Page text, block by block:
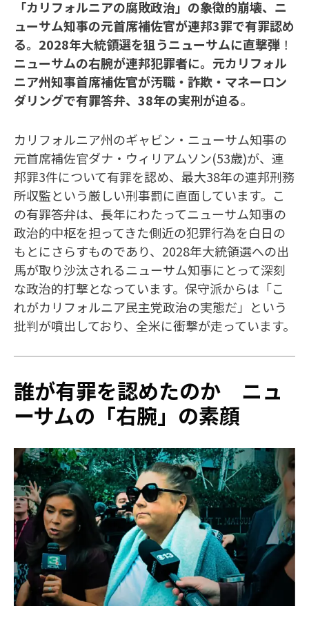
「カリフォルニアの腐敗政治」の象徴的崩壊、ニ
ューサム知事の元首席補佐官が連邦3罪で有罪認め
る。2028年大統領選を狙うニューサムに直撃弾 ！
ニューサムの右腕が連邦犯罪者に。元カリフォル
ニア州知事首席補佐官が汚職・詐欺・マネーロン
ダリングで有罪答弁、38年の実刑が迫る。
カリフォルニア州のギャビン・ニューサム知事の
元首席補佐官ダナ・ウィリアムソン(53歳)が、連
邦罪3件について有罪を認め、最大38年の連邦刑務
所収監という厳しい刑事罰に直面しています。こ
の有罪答弁は、長年にわたってニューサム知事の
政治的中枢を担ってきた側近の犯罪行為を白日の
もとにさらすものであり、2028年大統領選への出
馬が取り沙汰されるニューサム知事にとって深刻
な政治的打撃となっています。保守派からは「こ
れがカリフォルニア民主党政治の実態だ」という
批判が噴出しており、全米に衝撃が走っています。
誰が有罪を認めたのか ニュ
ーサムの「右腕」の素顔